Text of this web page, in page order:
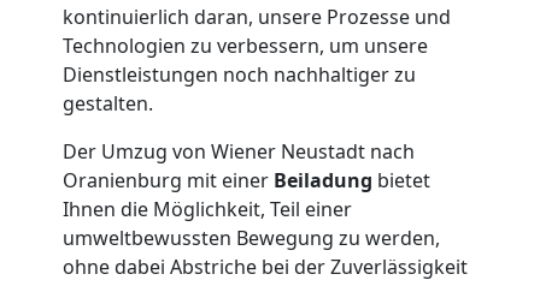
kontinuierlich daran, unsere Prozesse und
Technologien zu verbessern, um unsere
Dienstleistungen noch nachhaltiger zu
gestalten.
Der Umzug von Wiener Neustadt nach
Oranienburg mit einer Beiladung bietet
Ihnen die Möglichkeit, Teil einer
umweltbewussten Bewegung zu werden,
ohne dabei Abstriche bei der Zuverlässigkeit
Wiener
Neustadt
Klaviertransport
Wiener